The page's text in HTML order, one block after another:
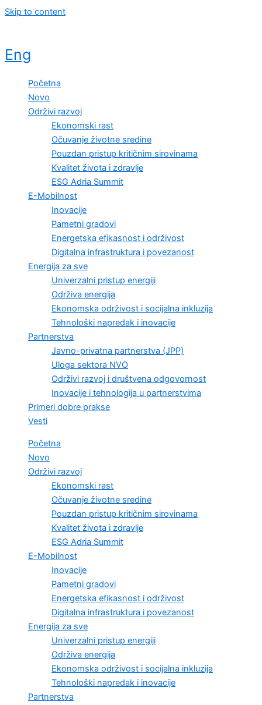
Skip to content
Eng
Početna
Novo
Održivi razvoj
Ekonomski rast
Očuvanje životne sredine
Pouzdan pristup kritičnim sirovinama
Kvalitet života i zdravlje
ESG Adria Summit
E-Mobilnost
Inovacije
Pametni gradovi
Energetska efikasnost i održivost
Digitalna infrastruktura i povezanost
Energija za sve
Univerzalni pristup energiji
Održiva energija
Ekonomska održivost i socijalna inkluzija
Tehnološki napredak i inovacije
Partnerstva
Javno-privatna partnerstva (JPP)
Uloga sektora NVO
Održivi razvoj i društvena odgovornost
Inovacije i tehnologija u partnerstvima
Primeri dobre prakse
Vesti
Početna
Novo
Održivi razvoj
Ekonomski rast
Očuvanje životne sredine
Pouzdan pristup kritičnim sirovinama
Kvalitet života i zdravlje
ESG Adria Summit
E-Mobilnost
Inovacije
Pametni gradovi
Energetska efikasnost i održivost
Digitalna infrastruktura i povezanost
Energija za sve
Univerzalni pristup energiji
Održiva energija
Ekonomska održivost i socijalna inkluzija
Tehnološki napredak i inovacije
Partnerstva